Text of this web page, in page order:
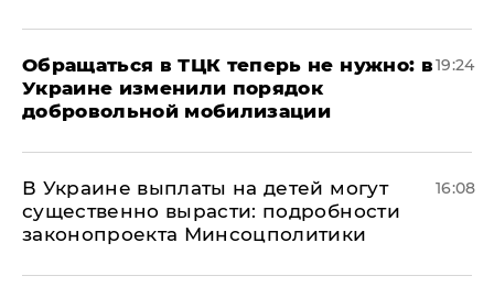
Обращаться в ТЦК теперь не нужно: в
Украине изменили порядок
добровольной мобилизации
19:24
В Украине выплаты на детей могут
существенно вырасти: подробности
законопроекта Минсоцполитики
16:08